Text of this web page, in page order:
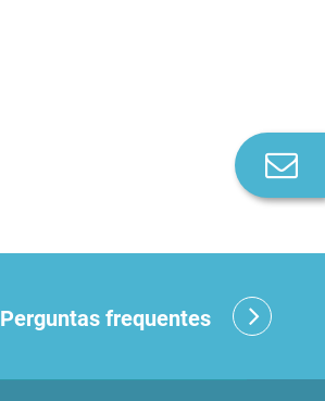
Perguntas frequentes